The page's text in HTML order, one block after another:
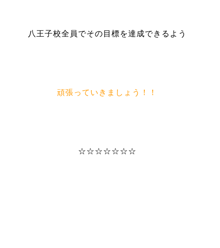
八王子校全員でその目標を達成できるよう
頑張っていきましょう！！
☆☆☆☆☆☆☆